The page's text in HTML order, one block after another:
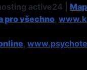
active24 |
pro všechno,
,